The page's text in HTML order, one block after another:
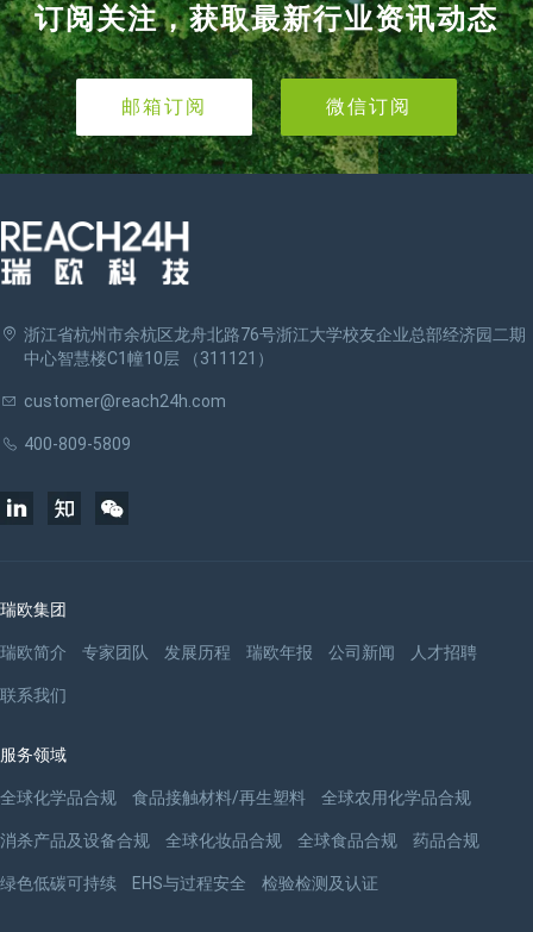
订阅关注，获取最新行业资讯动态
邮箱订阅 微信订阅
浙江省杭州市余杭区龙舟北路76号浙江大学校友企业总部经济园二期
中心智慧楼C1幢10层 （311121）
customer@reach24h.com
400-809-5809
瑞欧集团
瑞欧简介 专家团队 发展历程 瑞欧年报 公司新闻 人才招聘
联系我们
服务领域
全球化学品合规 食品接触材料/再生塑料 全球农用化学品合规
消杀产品及设备合规 全球化妆品合规 全球食品合规 药品合规
绿色低碳可持续 EHS与过程安全 检验检测及认证